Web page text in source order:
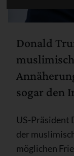
Donald
sogar den
US-Präsident
der
möglichen